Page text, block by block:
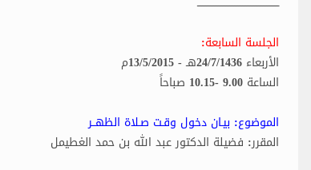
الجلسة السابعة:
الأربعاء 24/7/1436هـ - 13/5/2015م
الساعة 9.00 -10.15 صباحاً
الموضوع: بيـان دخول وقـت صـلاة الظهــر
المقرر: فضيلة الدكتور عبد الله بن حمد الغطيمل